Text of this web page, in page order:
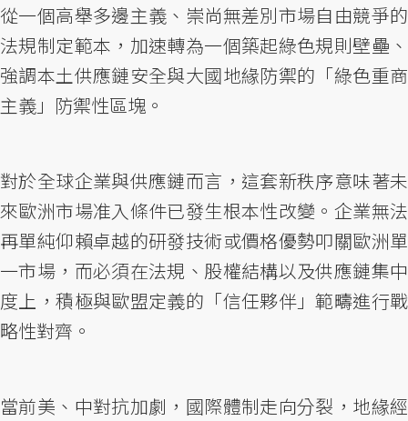
從一個高舉多邊主義、崇尚無差別市場自由競爭的
法規制定範本，加速轉為一個築起綠色規則壁壘、
強調本土供應鏈安全與大國地緣防禦的「綠色重商
主義」防禦性區塊。
對於全球企業與供應鏈而言，這套新秩序意味著未
來歐洲市場准入條件已發生根本性改變。企業無法
再單純仰賴卓越的研發技術或價格優勢叩關歐洲單
一市場，而必須在法規、股權結構以及供應鏈集中
度上，積極與歐盟定義的「信任夥伴」範疇進行戰
略性對齊。
當前美、中對抗加劇，國際體制走向分裂，地緣經